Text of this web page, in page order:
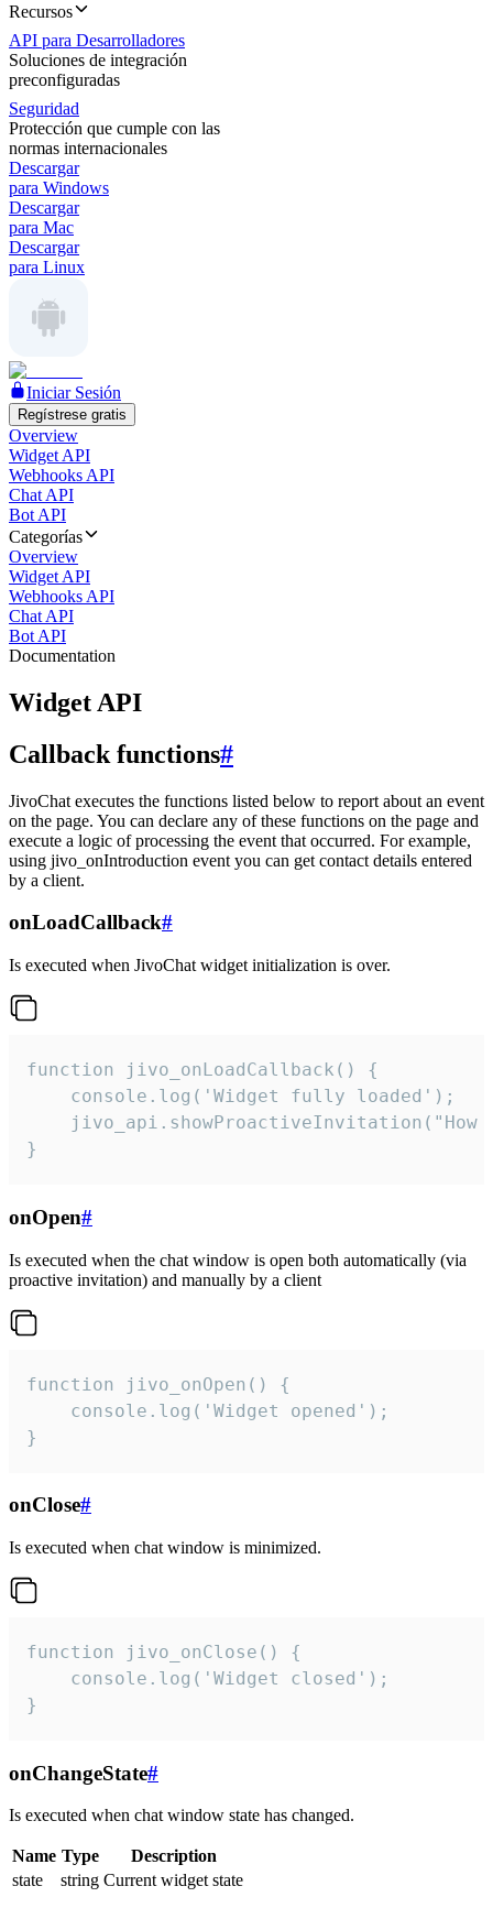
Recursos
API para Desarrolladores
Soluciones de integración
preconfiguradas
Seguridad
Protección que cumple con las
normas internacionales
Descargar
para Windows
Descargar
para Mac
Descargar
para Linux
Iniciar Sesión
Regístrese gratis
Overview
Widget API
Webhooks API
Chat API
Bot API
Categorías
Overview
Widget API
Webhooks API
Chat API
Bot API
Documentation
Widget API
Callback functions#
JivoChat executes the functions listed below to report about an event
on the page. You can declare any of these functions on the page and
execute a logic of processing the event that occurred. For example,
using jivo_onIntroduction event you can get contact details entered
by a client.
onLoadCallback#
Is executed when JivoChat widget initialization is over.
function jivo_onLoadCallback() {
    console.log('Widget fully loaded');
jivo_api.showProactiveInvitation("How
}
onOpen#
Is executed when the chat window is open both automatically (via
proactive invitation) and manually by a client
function jivo_onOpen() {
    console.log('Widget opened');
}
onClose#
Is executed when chat window is minimized.
function jivo_onClose() {
    console.log('Widget closed');
}
onChangeState#
Is executed when chat window state has changed.
Name Type
Description
state
string Current widget state